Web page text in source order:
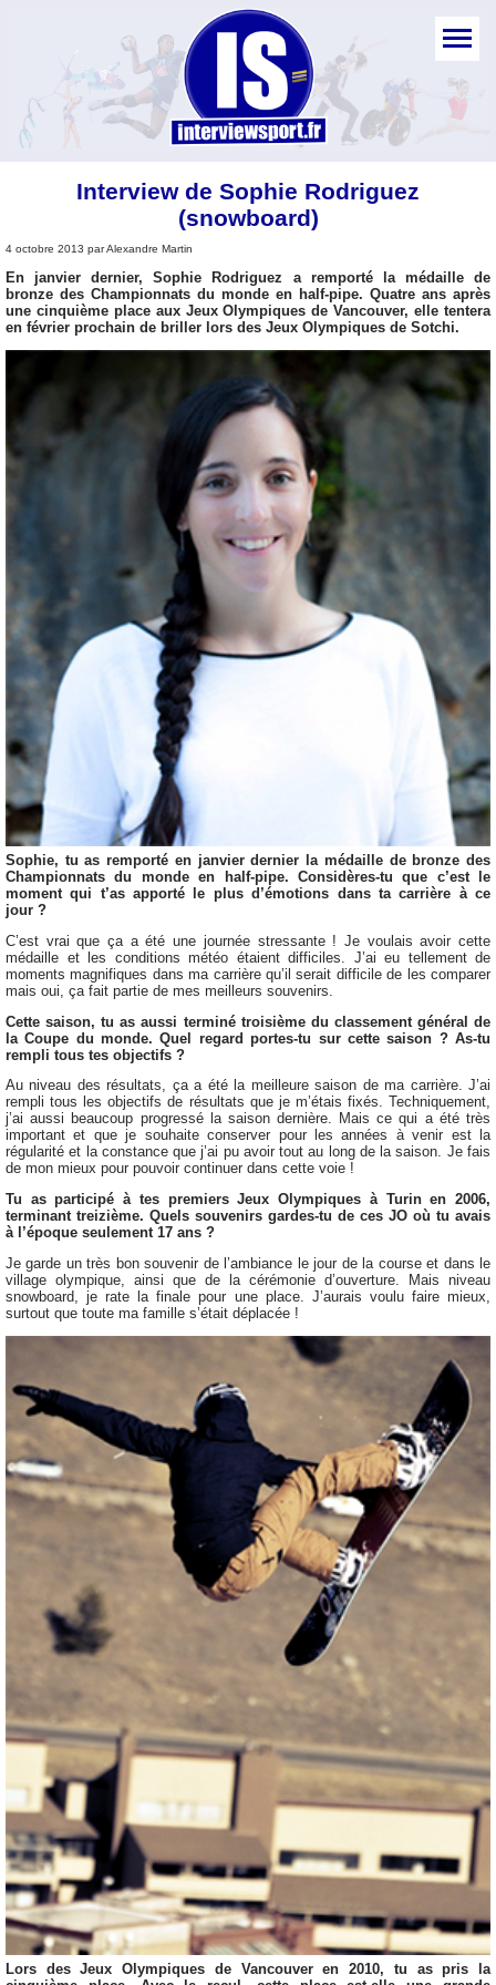
Interview de Sophie Rodriguez
(snowboard)
4 octobre 2013 par Alexandre Martin
En janvier dernier, Sophie Rodriguez a remporté la médaille de
bronze des Championnats du monde en half-pipe. Quatre ans après
une cinquième place aux Jeux Olympiques de Vancouver, elle tentera
en février prochain de briller lors des Jeux Olympiques de Sotchi.
Sophie, tu as remporté en janvier dernier la médaille de bronze des
Championnats du monde en half-pipe. Considères-tu que c’est le
moment qui t’as apporté le plus d’émotions dans ta carrière à ce
jour ?
C’est vrai que ça a été une journée stressante ! Je voulais avoir cette
médaille et les conditions météo étaient difficiles. J’ai eu tellement de
moments magnifiques dans ma carrière qu’il serait difficile de les comparer
mais oui, ça fait partie de mes meilleurs souvenirs.
Cette saison, tu as aussi terminé troisième du classement général de
la Coupe du monde. Quel regard portes-tu sur cette saison ? As-tu
rempli tous tes objectifs ?
Au niveau des résultats, ça a été la meilleure saison de ma carrière. J’ai
rempli tous les objectifs de résultats que je m’étais fixés. Techniquement,
j’ai aussi beaucoup progressé la saison dernière. Mais ce qui a été très
important et que je souhaite conserver pour les années à venir est la
régularité et la constance que j’ai pu avoir tout au long de la saison. Je fais
de mon mieux pour pouvoir continuer dans cette voie !
Tu as participé à tes premiers Jeux Olympiques à Turin en 2006,
terminant treizième. Quels souvenirs gardes-tu de ces JO où tu avais
à l’époque seulement 17 ans ?
Je garde un très bon souvenir de l’ambiance le jour de la course et dans le
village olympique, ainsi que de la cérémonie d’ouverture. Mais niveau
snowboard, je rate la finale pour une place. J’aurais voulu faire mieux,
surtout que toute ma famille s’était déplacée !
Lors des Jeux Olympiques de Vancouver en 2010, tu as pris la